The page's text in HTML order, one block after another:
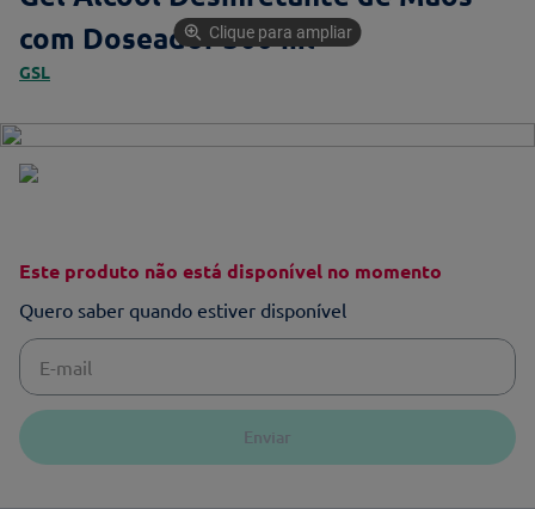
com Doseador 300 ml
GSL
Clique para ampliar
Este produto não está disponível no momento
Quero saber quando estiver disponível
Enviar